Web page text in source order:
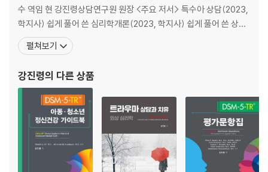
03 윤리적 집단상담, 어떻게 해야 하는가?
집단상담자 윤리기준의 특징
집단상담에서의 윤리적 쟁점
법적 책임과 업무상 과실
―복습문제
04 집단상담자, 어떤 일을 하는가?
집단상담자의 역할
집단상담자의 자질
집단상담자 교육과 훈련
집단상담자의 전문성
수 역임 현 강진령상담연구원 원장 <주요 저서> 특수아 상담(2023,
학지사) 쉽게 풀어 쓴 심리학개론(2023, 학지사) 쉽게 풀어 쓴 상담
이론과 실제(2023, 학지사) 학생 생활지도와 상담(2022, 학지사)
상담연습: 치료적 대화 기술(2판, 2022, 학지사) 상담과 심리치료:
펼쳐보기
강진령의 다른 상품